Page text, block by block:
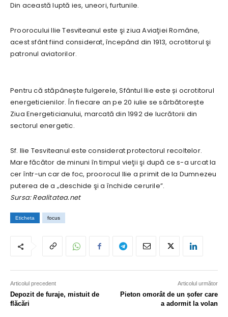
Din această luptă ies, uneori, furtunile.
Proorocului Ilie Tesviteanul este şi ziua Aviaţiei Române,
acest sfânt fiind considerat, începând din 1913, ocrotitorul şi
patronul aviatorilor.
Pentru că stăpânește fulgerele, Sfântul Ilie este și ocrotitorul
energeticienilor. În fiecare an pe 20 iulie se sărbătorește
Ziua Energeticianului, marcată din 1992 de lucrătorii din
sectorul energetic.
Sf. Ilie Tesviteanul este considerat protectorul recoltelor.
Mare făcător de minuni în timpul vieţii şi după ce s-a urcat la
cer într-un car de foc, proorocul Ilie a primit de la Dumnezeu
puterea de a „deschide şi a închide cerurile”.
Sursa: Realitatea.net
Eticheta focus
Articolul precedent
Depozit de furaje, mistuit de
flăcări
Articolul următor
Pieton omorât de un șofer care
a adormit la volan